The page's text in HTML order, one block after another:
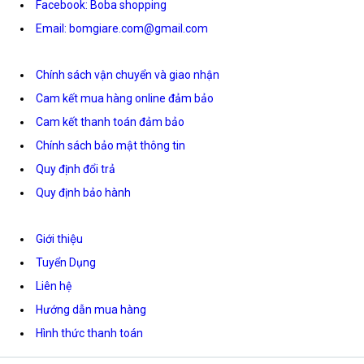
Facebook: Boba shopping
Email: bomgiare.com@gmail.com
Chính sách vận chuyển và giao nhận
Cam kết mua hàng online đảm bảo
Cam kết thanh toán đảm bảo
Chính sách bảo mật thông tin
Quy định đổi trả
Quy định bảo hành
Giới thiệu
Tuyển Dụng
Liên hệ
Hướng dẫn mua hàng
Hình thức thanh toán